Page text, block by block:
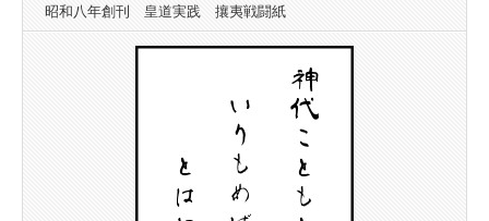
昭和八年創刊 皇道実践 攘夷戦闘紙